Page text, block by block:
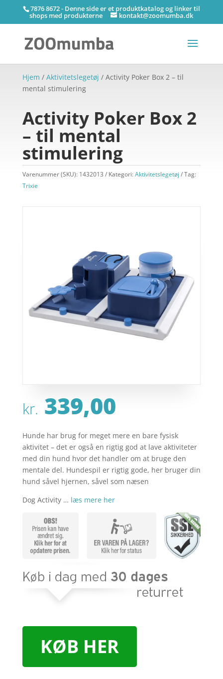
7876 8672 - Denne side er et produktkatalog og linker til
shops med produkterne kontakt@zoomumba.dk
Hjem / Aktivitetslegetøj / Activity Poker Box 2 – til
mental stimulering
Activity Poker Box 2
– til mental
stimulering
Varenummer (SKU): 1432013 Kategori:Aktivitetslegetøj
Tag:
Trixie
kr. 339,00
Hunde har brug for meget mere en bare fysisk
aktivitet – det er også en rigtig god at lave aktiviteter
med din hund hvor det handler om at bruge den
mentale del. Hundespil er rigtig gode, her bruger din
hund såvel hjernen, såvel som næsen
Dog Activity … læs mere her
KØB HER